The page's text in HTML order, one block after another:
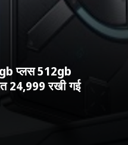
प्लस 512gb
24,999 रखी गई